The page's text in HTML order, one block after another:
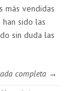
más vendidas
sido las
sin duda las
completa →